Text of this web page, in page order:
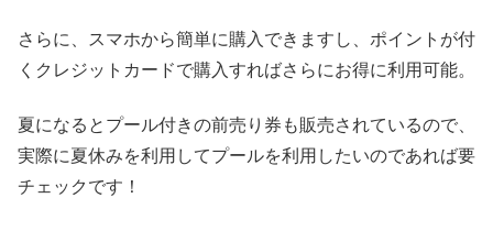
さらに、スマホから簡単に購入できますし、ポイントが付
くクレジットカードで購入すればさらにお得に利用可能。
夏になるとプール付きの前売り券も販売されているので、
実際に夏休みを利用してプールを利用したいのであれば要
チェックです！